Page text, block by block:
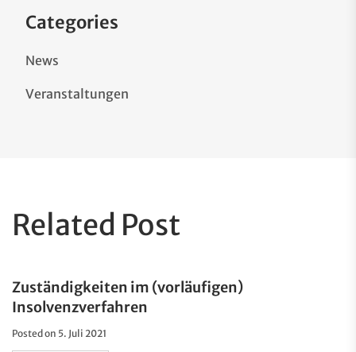
Categories
News
Veranstaltungen
Related Post
Zuständigkeiten im (vorläufigen)
Insolvenzverfahren
Posted on 5. Juli 2021